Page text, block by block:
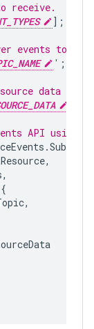
receive.
];
events to,
' ;
data or
API using
.
,
,
{
,